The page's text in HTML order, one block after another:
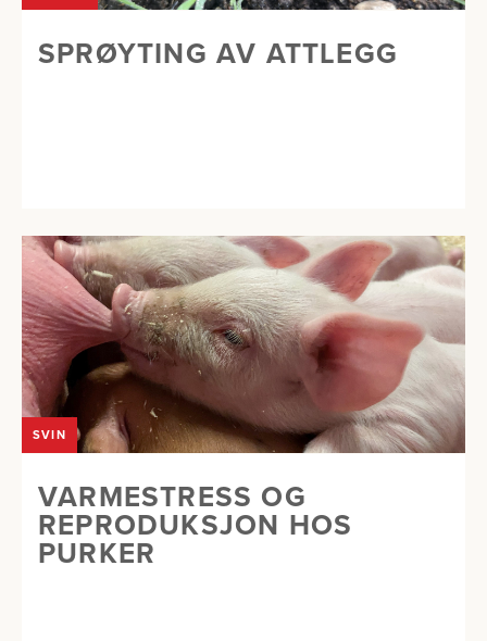
SPRØYTING AV ATTLEGG
SVIN
VARMESTRESS OG
REPRODUKSJON HOS
PURKER